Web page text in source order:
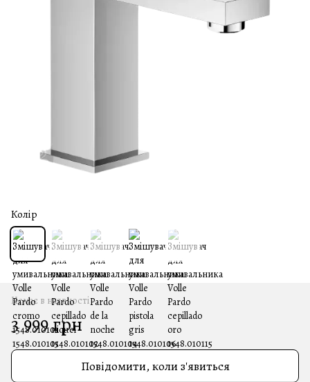
Колір
Немає в наявності
3 999 грн
Повідомити, коли з'явиться